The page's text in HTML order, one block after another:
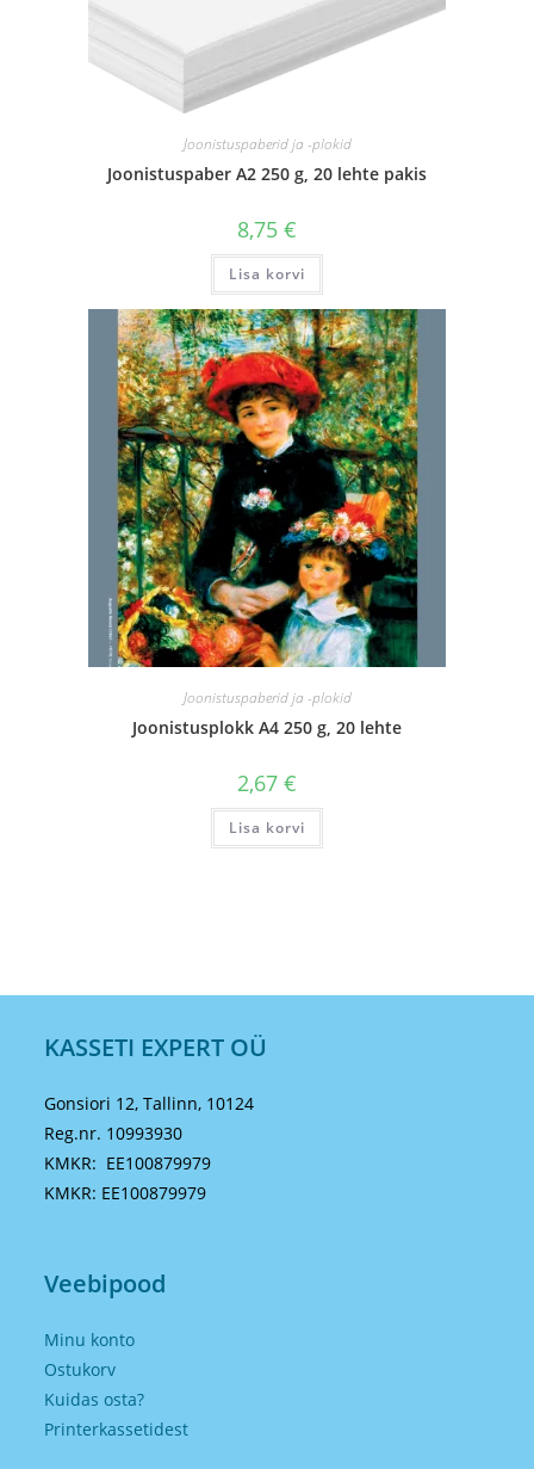
Joonistuspaberid ja -plokid
Joonistuspaber A2 250 g, 20 lehte pakis
8,75 €
Lisa korvi
Joonistuspaberid ja -plokid
Joonistusplokk A4 250 g, 20 lehte
2,67 €
Lisa korvi
KASSETI EXPERT OÜ
Gonsiori 12, Tallinn, 10124
Reg.nr. 10993930
KMKR: EE100879979
KMKR: EE100879979
Veebipood
Minu konto
Ostukorv
Kuidas osta?
Printerkassetidest